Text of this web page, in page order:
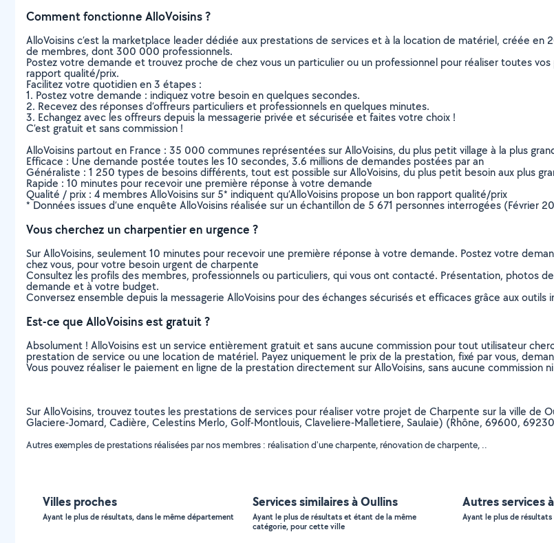
Comment fonctionne AlloVoisins ?
AlloVoisins c’est la marketplace leader dédiée aux prestations de services et à la location de matériel, créée en
de membres, dont 300 000 professionnels.
Postez votre demande et trouvez proche de chez vous un particulier ou un professionnel pour réaliser toutes
rapport qualité/prix.
Facilitez votre quotidien en 3 étapes :
1. Postez votre demande : indiquez votre besoin en quelques secondes.
2. Recevez des réponses d’offreurs particuliers et professionnels en quelques minutes.
3. Echangez avec les offreurs depuis la messagerie privée et sécurisée et faites votre choix !
C’est gratuit et sans commission !
AlloVoisins partout en France : 35 000 communes représentées sur AlloVoisins, du plus petit village à la plus
Efficace : Une demande postée toutes les 10 secondes, 3.6 millions de demandes postées par an
Généraliste : 1 250 types de besoins différents, tout est possible sur AlloVoisins, du plus petit besoin aux plus
Rapide : 10 minutes pour recevoir une première réponse à votre demande
Qualité / prix : 4 membres AlloVoisins sur 5* indiquent qu’AlloVoisins propose un bon rapport qualité/prix
* Données issues d’une enquête AlloVoisins réalisée sur un échantillon de 5 671 personnes interrogées (Février
Vous cherchez un charpentier en urgence ?
Sur AlloVoisins, seulement 10 minutes pour recevoir une première réponse à votre demande. Postez votre
chez vous, pour votre besoin urgent de charpente
Consultez les profils des membres, professionnels ou particuliers, qui vous ont contacté. Présentation, photos
demande et à votre budget.
Conversez ensemble depuis la messagerie AlloVoisins pour des échanges sécurisés et efficaces grâce aux outils
Est-ce que AlloVoisins est gratuit ?
Absolument ! AlloVoisins est un service entièrement gratuit et sans aucune commission pour tout utilisateur
prestation de service ou une location de matériel. Payez uniquement le prix de la prestation, fixé par vous,
Vous pouvez réaliser le paiement en ligne de la prestation directement sur AlloVoisins, sans aucune commission
Sur AlloVoisins, trouvez toutes les prestations de services pour réaliser votre projet de Charpente sur la ville de
Glaciere-Jomard, Cadière, Celestins Merlo, Golf-Montlouis, Claveliere-Malletiere, Saulaie) (Rhône, 69600,
Autres exemples de prestations réalisées par nos membres : réalisation d'une charpente, rénovation de charpente, ..
Villes proches
Ayant le plus de résultats, dans le même département
Services similaires à Oullins
Ayant le plus de résultats et étant de la même
catégorie, pour cette ville
Autres services
Ayant le plus de